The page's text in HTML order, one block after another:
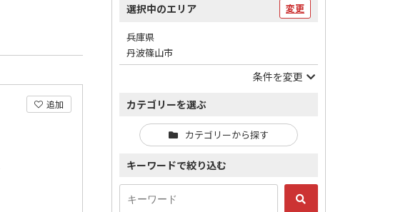
追加
選択中のエリア 変更
兵庫県
丹波篠山市
条件を変更
カテゴリーを選ぶ
カテゴリーから探す
キーワードで絞り込む